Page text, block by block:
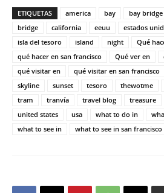
ETIQUETAS america bay bay bridge
bridge
california eeuu estados
isla del tesoro
island night
Qué
qué hacer en san francisco
Qué ver en
qué visitar en
qué visitar en san francisco
skyline
sunset tesoro thewotme
tram
tranvía travel blog treasure
united states
usa what to do in
what to see in
what to see in san francisco